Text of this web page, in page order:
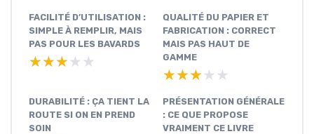
FACILITÉ D’UTILISATION :
SIMPLE À REMPLIR, MAIS
PAS POUR LES BAVARDS
★★★★★
★★★★★
QUALITÉ DU PAPIER ET
FABRICATION : CORRECT
MAIS PAS HAUT DE
GAMME
★★★★★
★★★★★
DURABILITÉ : ÇA TIENT LA
ROUTE SI ON EN PREND
SOIN
PRÉSENTATION GÉNÉRALE
: CE QUE PROPOSE
VRAIMENT CE LIVRE